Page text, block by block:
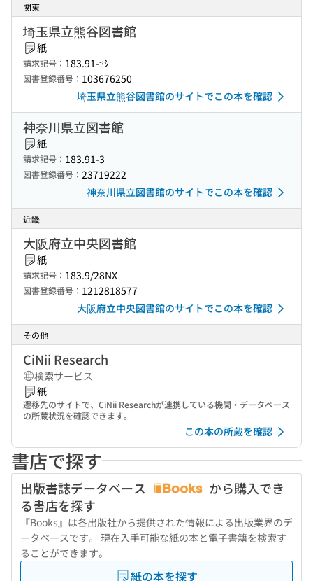
関東
埼玉県立熊谷図書館
紙
請求記号： 183.91-ｾｼ
図書登録番号： 103676250
埼玉県立熊谷図書館のサイトでこの本を確認
神奈川県立図書館
紙
請求記号： 183.91-3
図書登録番号： 23719222
神奈川県立図書館のサイトでこの本を確認
近畿
大阪府立中央図書館
紙
請求記号： 183.9/28NX
図書登録番号： 1212818577
大阪府立中央図書館のサイトでこの本を確認
その他
CiNii Research
検索サービス
紙
遷移先のサイトで、CiNii Researchが連携している機関・データベース
の所蔵状況を確認できます。
この本の所蔵を確認
書店で探す
出版書誌データベース
から購入でき
る書店を探す
『Books』は各出版社から提供された情報による出版業界のデ
ータベースです。 現在入手可能な紙の本と電子書籍を検索す
ることができます。
紙の本を探す